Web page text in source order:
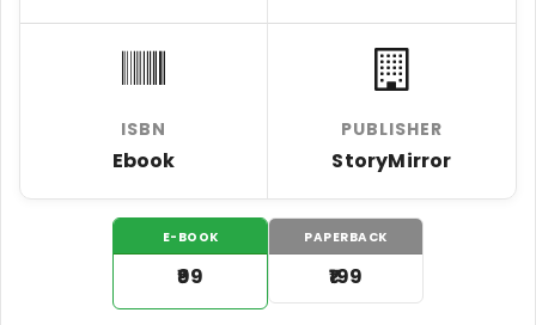
ISBN
Ebook
PUBLISHER
StoryMirror
E-BOOK
₹99
PAPERBACK
₹199